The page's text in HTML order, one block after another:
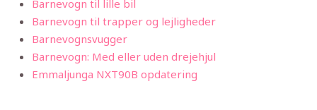
Barnevogn til lille bil
Barnevogn til trapper og lejligheder
Barnevognsvugger
Barnevogn: Med eller uden drejehjul
Emmaljunga NXT90B opdatering